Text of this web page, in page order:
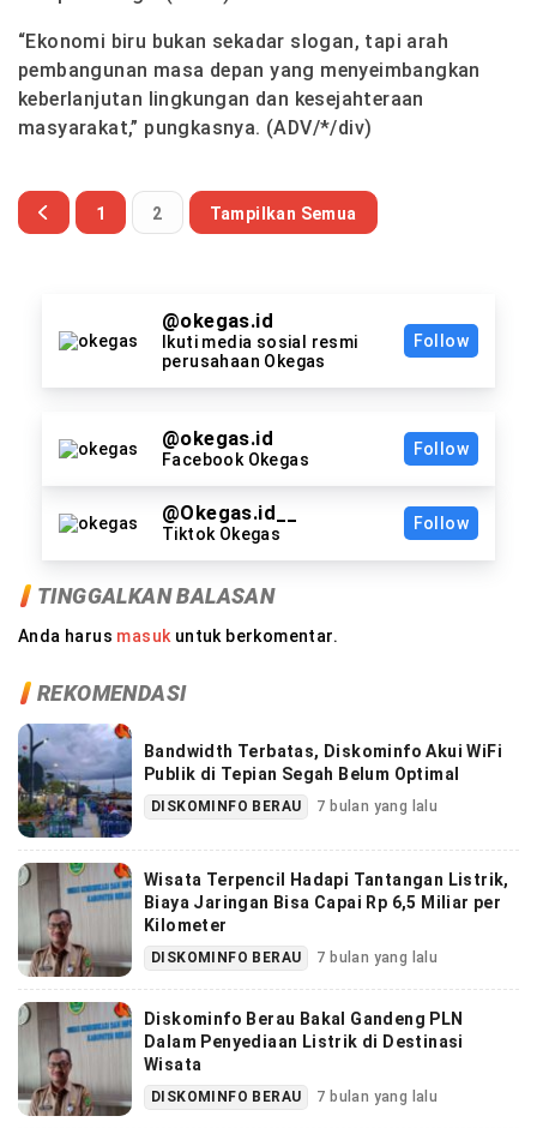
“Ekonomi biru bukan sekadar slogan, tapi arah
pembangunan masa depan yang menyeimbangkan
keberlanjutan lingkungan dan kesejahteraan
masyarakat,” pungkasnya. (ADV/*/div)
1 2 Tampilkan Semua
@okegas.id
Ikuti media sosial resmi
perusahaan Okegas
Follow
@okegas.id
Facebook Okegas
Follow
@Okegas.id__
Tiktok Okegas
Follow
TINGGALKAN BALASAN
Anda harus masuk untuk berkomentar.
REKOMENDASI
Bandwidth Terbatas, Diskominfo Akui WiFi
Publik di Tepian Segah Belum Optimal
DISKOMINFO BERAU 7 bulan yang lalu
Wisata Terpencil Hadapi Tantangan Listrik,
Biaya Jaringan Bisa Capai Rp 6,5 Miliar per
Kilometer
DISKOMINFO BERAU 7 bulan yang lalu
Diskominfo Berau Bakal Gandeng PLN
Dalam Penyediaan Listrik di Destinasi
Wisata
DISKOMINFO BERAU 7 bulan yang lalu